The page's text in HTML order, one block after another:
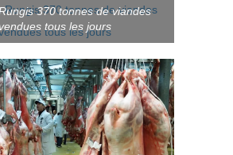
370 tonnes de viandes
vendues tous les jours